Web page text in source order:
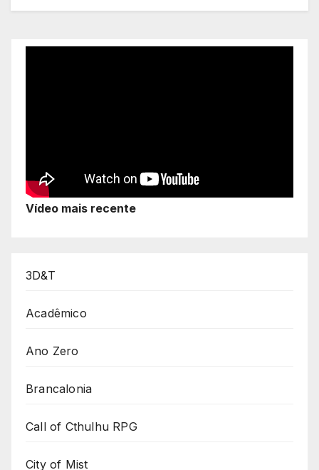
Vídeo mais recente
3D&T
Acadêmico
Ano Zero
Brancalonia
Call of Cthulhu RPG
City of Mist